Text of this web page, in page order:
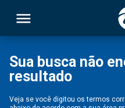
Sua busca não
resultado
Veja se você digitou os termos